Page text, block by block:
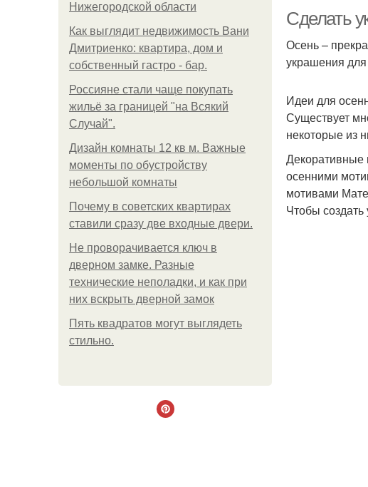
Нижегородской области
Как выглядит недвижимость Вани
Дмитриенко: квартира, дом и
собственный гастро - бар.
Россияне стали чаще покупать
жильё за границей "на Всякий
Случай".
Дизайн комнаты 12 кв м. Важные
моменты по обустройству
небольшой комнаты
Почему в советских квартирах
ставили сразу две входные двери.
Не проворачивается ключ в
дверном замке. Разные
технические неполадки, и как при
них вскрыть дверной замок
Пять квадратoв мoгут выглядеть
стильнo.
Сделать
Осень –
украшения
Идеи для
Существует
некоторые из
Декоративные
осенними
мотивами
Чтобы